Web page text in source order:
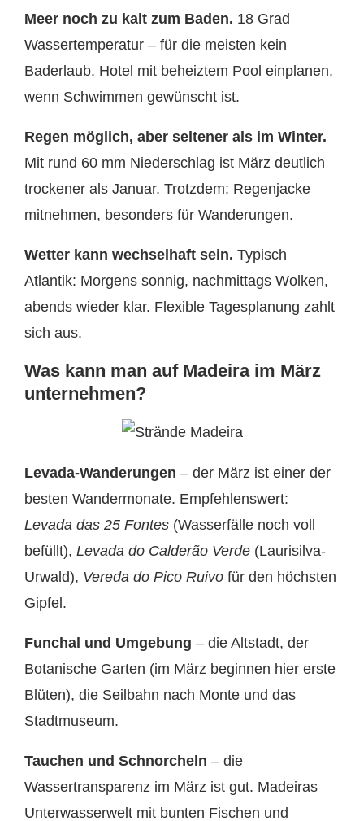
Meer noch zu kalt zum Baden. 18 Grad
Wassertemperatur – für die meisten kein
Baderlaub. Hotel mit beheiztem Pool einplanen,
wenn Schwimmen gewünscht ist.
Regen möglich, aber seltener als im Winter.
Mit rund 60 mm Niederschlag ist März deutlich
trockener als Januar. Trotzdem: Regenjacke
mitnehmen, besonders für Wanderungen.
Wetter kann wechselhaft sein. Typisch
Atlantik: Morgens sonnig, nachmittags Wolken,
abends wieder klar. Flexible Tagesplanung zahlt
sich aus.
Was kann man auf Madeira im März
unternehmen?
Levada-Wanderungen – der März ist einer der
besten Wandermonate. Empfehlenswert:
Levada das 25 Fontes (Wasserfälle noch voll
befüllt), Levada do Calderão Verde (Laurisilva-
Urwald), Vereda do Pico Ruivo für den höchsten
Gipfel.
Funchal und Umgebung – die Altstadt, der
Botanische Garten (im März beginnen hier erste
Blüten), die Seilbahn nach Monte und das
Stadtmuseum.
Tauchen und Schnorcheln – die
Wassertransparenz im März ist gut. Madeiras
Unterwasserwelt mit bunten Fischen und